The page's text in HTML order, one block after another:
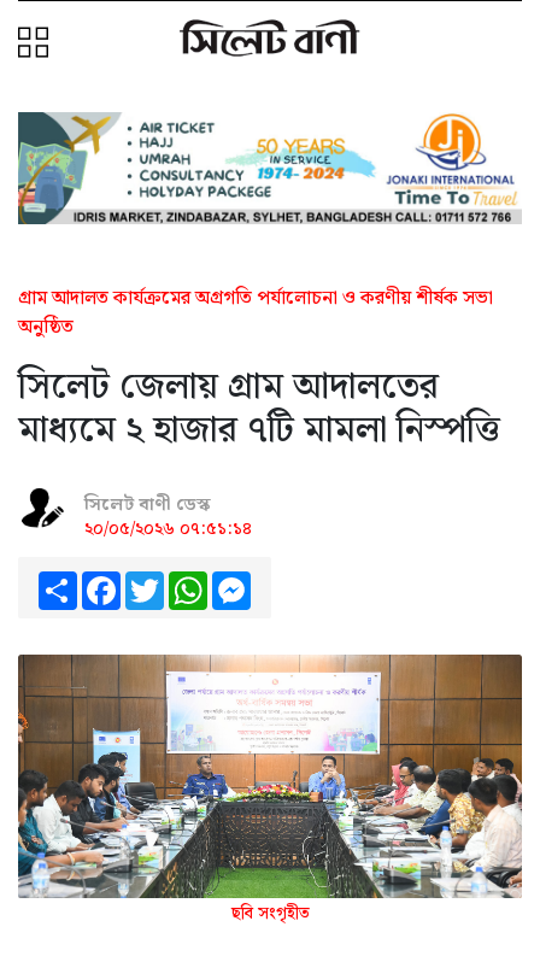
গ্রাম আদালত কার্যক্রমের অগ্রগতি পর্যালোচনা ও করণীয় শীর্ষক সভা
অনুষ্ঠিত
সিলেট জেলায় গ্রাম আদালতের
মাধ্যমে ২ হাজার ৭টি মামলা নিস্পত্তি
সিলেট বাণী ডেস্ক
২০/০৫/২০২৬ ০৭:৫১:১৪
ShareFacebook
TwitterWhatsApp
ছবি সংগৃহীত